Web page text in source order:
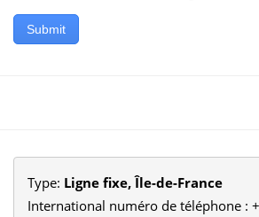
Submit
Type: Ligne fixe, Île-de-France
International numéro de téléphone :